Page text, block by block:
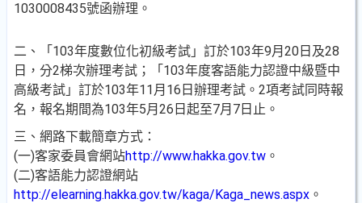
1030008435號函辦理。
二、「103年度數位化初級考試」訂於103年9月20日及28
日，分2梯次辦理考試；「103年度客語能力認證中級暨中
高級考試」訂於103年11月16日辦理考試。2項考試同時報
名，報名期間為103年5月26日起至7月7日止。
三、網路下載簡章方式：
(一)客家委員會網站http://www.hakka.gov.tw 。
(二)客語能力認證網站
http://elearning.hakka.gov.tw/kaga/Kaga_news.aspx 。